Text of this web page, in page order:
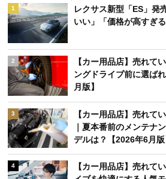
1
レクサス新型「ES」発
いい」「価格が高すぎ
2
【カー用品店】売れて
ングドライブ前に選ば
月版】
3
【カー用品店】売れて
｜夏本番前のメンテナ
デルは？【2026年6月版
4
【カー用品店】売れて